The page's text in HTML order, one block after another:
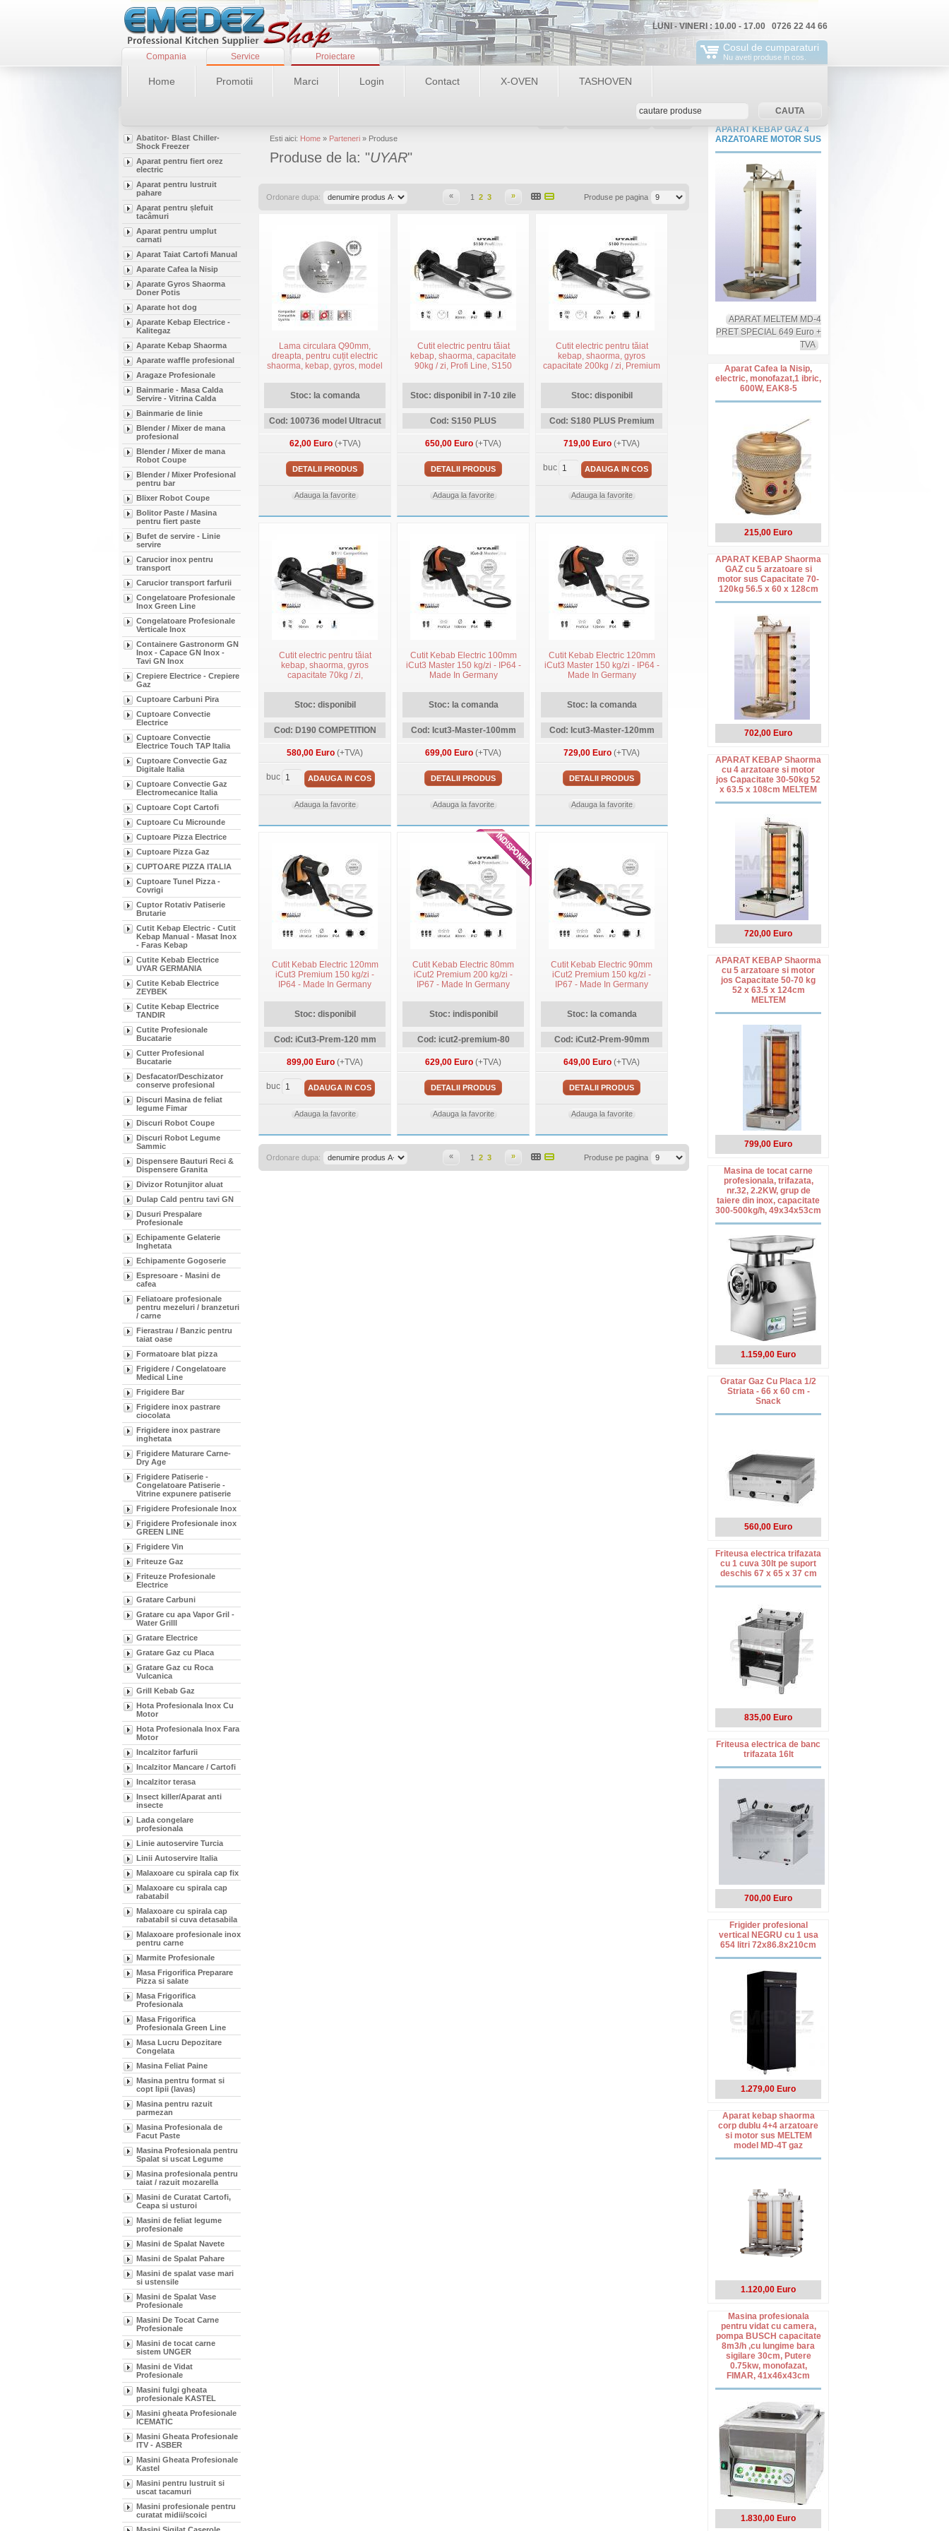
LUNI - VINERI : 10.00 - 17.00 0726 22 44 66
Cosul de cumparaturi
Nu aveti produse in cos.
Compania Service Proiectare
Home Promotii Marci Login Contact X-OVEN TASHOVEN
Abatitor- Blast Chiller-
Shock Freezer
Aparat pentru fiert orez
electric
Aparat pentru lustruit
pahare
Aparat pentru șlefuit
tacâmuri
Aparat pentru umplut
carnati
Aparat Taiat Cartofi Manual
Aparate Cafea la Nisip
Aparate Gyros Shaorma
Doner Potis
Aparate hot dog
Aparate Kebap Electrice -
Kalitegaz
Aparate Kebap Shaorma
Aparate waffle profesional
Aragaze Profesionale
Bainmarie - Masa Calda
Servire - Vitrina Calda
Bainmarie de linie
Blender / Mixer de mana
profesional
Blender / Mixer de mana
Robot Coupe
Blender / Mixer Profesional
pentru bar
Blixer Robot Coupe
Bolitor Paste / Masina
pentru fiert paste
Bufet de servire - Linie
servire
Carucior inox pentru
transport
Carucior transport farfurii
Congelatoare Profesionale
Inox Green Line
Congelatoare Profesionale
Verticale Inox
Containere Gastronorm GN
Inox - Capace GN Inox -
Tavi GN Inox
Crepiere Electrice - Crepiere
Gaz
Cuptoare Carbuni Pira
Cuptoare Convectie
Electrice
Cuptoare Convectie
Electrice Touch TAP Italia
Cuptoare Convectie Gaz
Digitale Italia
Cuptoare Convectie Gaz
Electromecanice Italia
Cuptoare Copt Cartofi
Cuptoare Cu Microunde
Cuptoare Pizza Electrice
Cuptoare Pizza Gaz
CUPTOARE PIZZA ITALIA
Cuptoare Tunel Pizza -
Covrigi
Cuptor Rotativ Patiserie
Brutarie
Cutit Kebap Electric - Cutit
Kebap Manual - Masat Inox
- Faras Kebap
Cutite Kebab Electrice
UYAR GERMANIA
Cutite Kebab Electrice
ZEYBEK
Cutite Kebap Electrice
TANDIR
Cutite Profesionale
Bucatarie
Cutter Profesional
Bucatarie
Desfacator/Deschizator
conserve profesional
Discuri Masina de feliat
legume Fimar
Discuri Robot Coupe
Discuri Robot Legume
Sammic
Dispensere Bauturi Reci &
Dispensere Granita
Divizor Rotunjitor aluat
Dulap Cald pentru tavi GN
Dusuri Prespalare
Profesionale
Echipamente Gelaterie
Inghetata
Echipamente Gogoserie
Espresoare - Masini de
cafea
Feliatoare profesionale
pentru mezeluri / branzeturi
/ carne
Fierastrau / Banzic pentru
taiat oase
Formatoare blat pizza
Frigidere / Congelatoare
Medical Line
Frigidere Bar
Frigidere inox pastrare
ciocolata
Frigidere inox pastrare
inghetata
Frigidere Maturare Carne-
Dry Age
Frigidere Patiserie -
Congelatoare Patiserie -
Vitrine expunere patiserie
Frigidere Profesionale Inox
Frigidere Profesionale inox
GREEN LINE
Frigidere Vin
Friteuze Gaz
Friteuze Profesionale
Electrice
Gratare Carbuni
Gratare cu apa Vapor Gril -
Water Grilll
Gratare Electrice
Gratare Gaz cu Placa
Gratare Gaz cu Roca
Vulcanica
Grill Kebab Gaz
Hota Profesionala Inox Cu
Motor
Hota Profesionala Inox Fara
Motor
Incalzitor farfurii
Incalzitor Mancare / Cartofi
Incalzitor terasa
Insect killer/Aparat anti
insecte
Lada congelare
profesionala
Linie autoservire Turcia
Linii Autoservire Italia
Malaxoare cu spirala cap fix
Malaxoare cu spirala cap
rabatabil
Malaxoare cu spirala cap
rabatabil si cuva detasabila
Malaxoare profesionale inox
pentru carne
Marmite Profesionale
Masa Frigorifica Preparare
Pizza si salate
Masa Frigorifica
Profesionala
Masa Frigorifica
Profesionala Green Line
Masa Lucru Depozitare
Congelata
Masina Feliat Paine
Masina pentru format si
copt lipii (lavas)
Masina pentru razuit
parmezan
Masina Profesionala de
Facut Paste
Masina Profesionala pentru
Spalat si uscat Legume
Masina profesionala pentru
taiat / razuit mozarella
Masini de Curatat Cartofi,
Ceapa si usturoi
Masini de feliat legume
profesionale
Masini de Spalat Navete
Masini de Spalat Pahare
Masini de spalat vase mari
si ustensile
Masini de Spalat Vase
Profesionale
Masini De Tocat Carne
Profesionale
Masini de tocat carne
sistem UNGER
Masini de Vidat
Profesionale
Masini fulgi gheata
profesionale KASTEL
Masini gheata Profesionale
ICEMATIC
Masini Gheata Profesionale
ITV - ASBER
Masini Gheata Profesionale
Kastel
Masini pentru lustruit si
uscat tacamuri
Masini profesionale pentru
curatat midii/scoici
Esti aici: Home » Parteneri » Produse
Produse de la: "UYAR"
Ordonare dupa: « 1 2 3 » Produse pe pagina
Lama circulara Q90mm,
dreapta, pentru cuțit electric
shaorma, kebap, gyros, model
Stoc: la comanda
Cod: 100736 model Ultracut
62,00 Euro(+TVA)
DETALII PRODUS
Adauga la favorite
Cutit electric pentru tăiat
kebap, shaorma, capacitate
90kg / zi, Profi Line, S150
Stoc: disponibil in 7-10 zile
Cod: S150 PLUS
650,00 Euro (+TVA)
DETALII PRODUS
Adauga la favorite
Cutit electric pentru tăiat
kebap, shaorma, gyros
capacitate 200kg / zi, Premium
Stoc: disponibil
Cod: S180 PLUS Premium
719,00 Euro (+TVA)
buc ADAUGA IN COS
Adauga la favorite
Cutit electric pentru tăiat
kebap, shaorma, gyros
capacitate 70kg / zi,
Stoc: disponibil
Cod: D190 COMPETITION
580,00 Euro (+TVA)
buc ADAUGA IN COS
Adauga la favorite
Cutit Kebab Electric 100mm
iCut3 Master 150 kg/zi - IP64 -
Made In Germany
Stoc: la comanda
Cod: Icut3-Master-100mm
699,00 Euro (+TVA)
DETALII PRODUS
Adauga la favorite
Cutit Kebab Electric 120mm
iCut3 Master 150 kg/zi - IP64 -
Made In Germany
Stoc: la comanda
Cod: Icut3-Master-120mm
729,00 Euro (+TVA)
DETALII PRODUS
Adauga la favorite
Cutit Kebab Electric 120mm
iCut3 Premium 150 kg/zi -
IP64 - Made In Germany
Stoc: disponibil
Cod: iCut3-Prem-120 mm
899,00 Euro (+TVA)
buc ADAUGA IN COS
Adauga la favorite
Cutit Kebab Electric 80mm
iCut2 Premium 200 kg/zi -
IP67 - Made In Germany
Stoc: indisponibil
Cod: icut2-premium-80
629,00 Euro (+TVA)
DETALII PRODUS
Adauga la favorite
Cutit Kebab Electric 90mm
iCut2 Premium 150 kg/zi -
IP67 - Made In Germany
Stoc: la comanda
Cod: iCut2-Prem-90mm
649,00 Euro (+TVA)
DETALII PRODUS
Adauga la favorite
Ordonare dupa: « 1 2 3 » Produse pe pagina
APARAT KEBAP GAZ 4
ARZATOARE MOTOR SUS
APARAT MELTEM MD-4
PRET SPECIAL 649 Euro +
TVA
Aparat Cafea la Nisip,
electric, monofazat,1 ibric,
600W, EAK8-5
215,00 Euro
APARAT KEBAP Shaorma
GAZ cu 5 arzatoare si
motor sus Capacitate 70-
120kg 56.5 x 60 x 128cm
702,00 Euro
APARAT KEBAP Shaorma
cu 4 arzatoare si motor
jos Capacitate 30-50kg 52
x 63.5 x 108cm MELTEM
720,00 Euro
APARAT KEBAP Shaorma
cu 5 arzatoare si motor
jos Capacitate 50-70 kg
52 x 63.5 x 124cm
MELTEM
799,00 Euro
Masina de tocat carne
profesionala, trifazata,
nr.32, 2.2KW, grup de
taiere din inox, capacitate
300-500kg/h, 49x34x53cm
1.159,00 Euro
Gratar Gaz Cu Placa 1/2
Striata - 66 x 60 cm -
Snack
560,00 Euro
Friteusa electrica trifazata
cu 1 cuva 30lt pe suport
deschis 67 x 65 x 37 cm
835,00 Euro
Friteusa electrica de banc
trifazata 16lt
700,00 Euro
Frigider profesional
vertical NEGRU cu 1 usa
654 litri 72x86.8x210cm
1.279,00 Euro
Aparat kebap shaorma
corp dublu 4+4 arzatoare
si motor sus MELTEM
model MD-4T gaz
1.120,00 Euro
Masina profesionala
pentru vidat cu camera,
pompa BUSCH capacitate
8m3/h ,cu lungime bara
sigilare 30cm, Putere
0.75kw, monofazat,
FIMAR, 41x46x43cm
1.830,00 Euro